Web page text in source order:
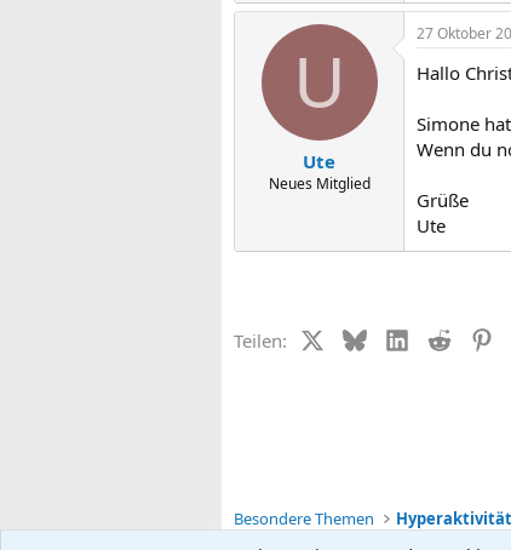
U
Ute
Neues Mitglied
27 Oktober
Hallo
Simone
Wenn du
Grüße
Ute
Teilen: X (Twitter)
BlueskyLinkedIn
Reddit
Besondere Themen Hyperaktivität